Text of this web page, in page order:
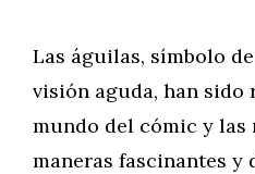
Las águilas, símbolo
visión aguda, han sido
mundo del cómic y las
maneras fascinantes y